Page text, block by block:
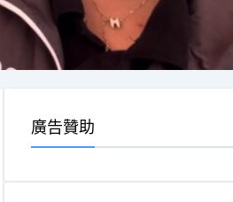
廣告贊助